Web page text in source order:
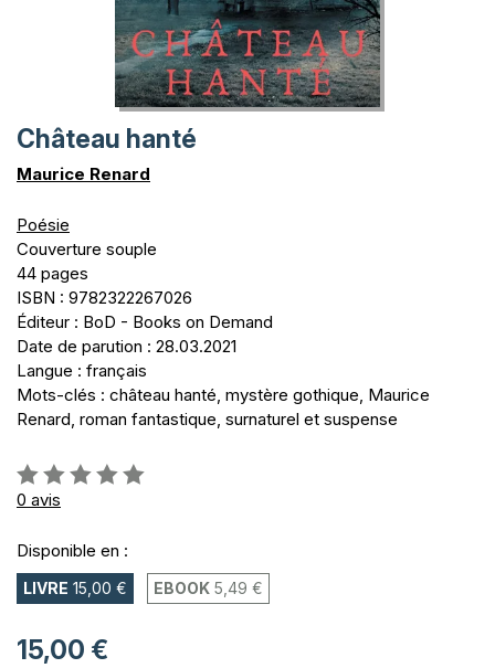
Château hanté
Maurice Renard
Poésie
Couverture souple
44 pages
ISBN : 9782322267026
Éditeur : BoD - Books on Demand
Date de parution : 28.03.2021
Langue : français
Mots-clés : château hanté, mystère gothique, Maurice
Renard, roman fantastique, surnaturel et suspense
Évaluation:
0%
0 avis
Disponible en :
LIVRE 15,00 € EBOOK 5,49 €
15,00 €